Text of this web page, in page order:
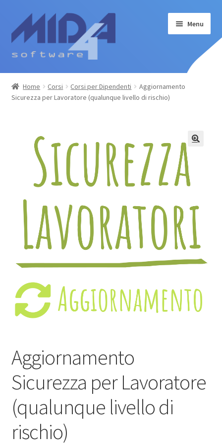
alla
navigazione
al
contenuto
Menu
Home
Software
Il mio account
Home Corsi Corsi per Dipendenti
Aggiornamento
Sicurezza per Lavoratore (qualunque livello di rischio)
Aggiornamento
Sicurezza per Lavoratore
(qualunque livello di
rischio)